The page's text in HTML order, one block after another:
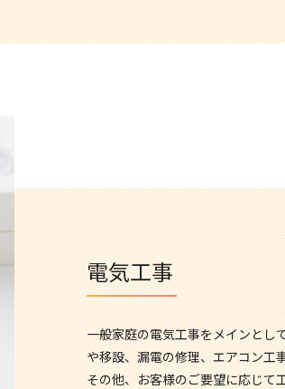
電気工事
一般家庭の電気工事をメインとし
や移設、漏電の修理、エアコン工
その他、お客様のご要望に応じて